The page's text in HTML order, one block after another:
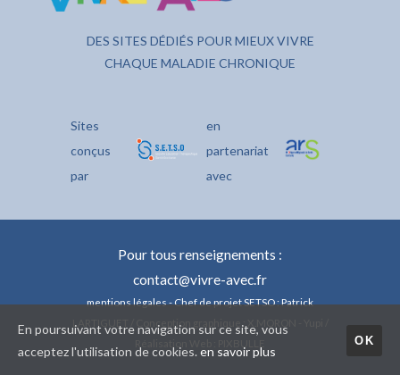
DES SITES DÉDIÉS POUR MIEUX VIVRE
CHAQUE MALADIE CHRONIQUE
Sites
conçus
par
en
partenariat
avec
Pour tous renseignements :
contact@vivre-avec.fr
mentions légales- Chef de projet SETSO : Patrick
LARTIGUET / Conception graphique : X.MORON - Yupi /
En poursuivant votre navigation sur ce site, vous
acceptez l'utilisation de cookies. en savoir plus
OK